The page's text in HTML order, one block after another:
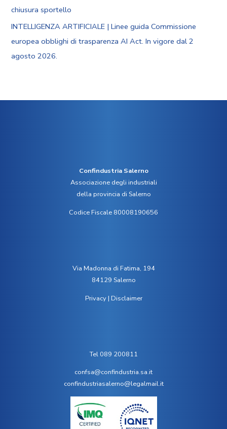
chiusura sportello
INTELLIGENZA ARTIFICIALE | Linee guida Commissione
europea obblighi di trasparenza AI Act. In vigore dal 2
agosto 2026.
Confindustria Salerno
Associazione degli industriali
della provincia di Salerno
Codice Fiscale 80008190656
Via Madonna di Fatima, 194
84129 Salerno
Privacy| Disclaimer
Tel 089 200811
confsa@confindustria.sa.it
confindustriasalerno@legalmail.it